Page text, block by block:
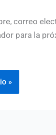
correo
para la